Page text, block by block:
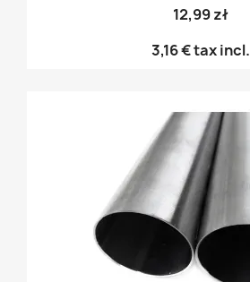
12,99 zł
3,16 €tax incl.